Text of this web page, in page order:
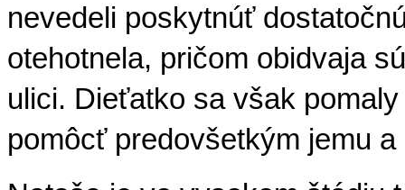
nevedeli poskytnúť
otehotnela, pričom obidvaja
ulici. Dieťatko sa však
pomôcť predovšetkým jemu a